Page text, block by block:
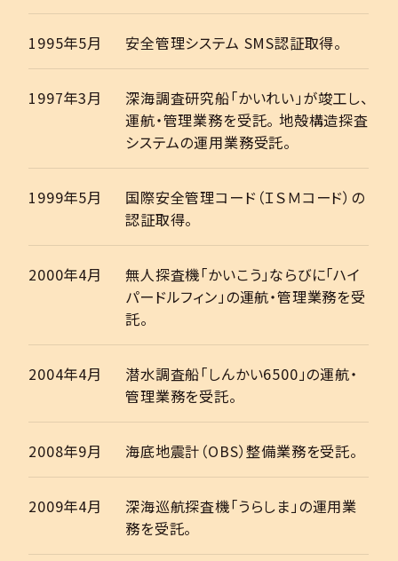
1995年5月 安全管理システム SMS認証取得。
1997年3月
深海調査研究船「かいれい」が竣工し、
運航・管理業務を受託。 地殻構造探査
システムの運用業務受託。
1999年5月
国際安全管理コード（ＩＳＭコード）の
認証取得。
2000年4月
無人探査機「かいこう」ならびに「ハイ
パードルフィン」の運航・管理業務を受
託。
2004年4月
潜水調査船「しんかい6500」の運航・
管理業務を受託。
2008年9月 海底地震計（OBS）整備業務を受託。
2009年4月
深海巡航探査機「うらしま」の運用業
務を受託。